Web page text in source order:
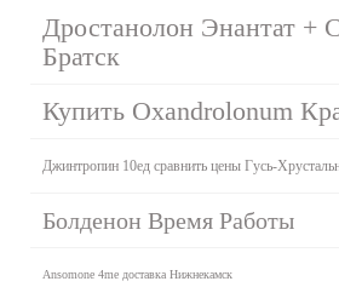
Дростанолон Энантат +
Братск
Купить Oxandrolonum
Джинтропин 10ед сравнить цены Гусь-
Болденон Время Работы
Ansomone 4me доставка Нижнекамск